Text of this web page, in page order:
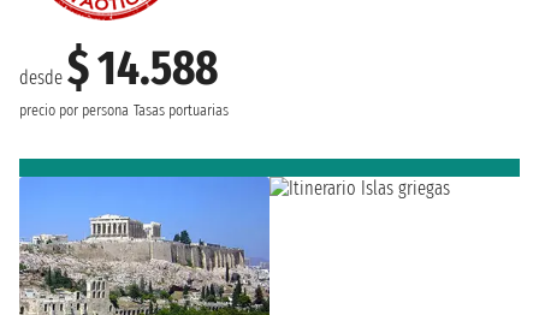
desde $ 14.588
precio por persona Tasas portuarias